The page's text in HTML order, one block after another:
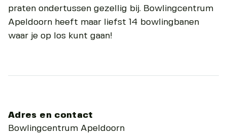
praten ondertussen gezellig bij. Bowlingcentrum
Apeldoorn heeft maar liefst 14 bowlingbanen
waar je op los kunt gaan!
Adres en contact
Bowlingcentrum Apeldoorn